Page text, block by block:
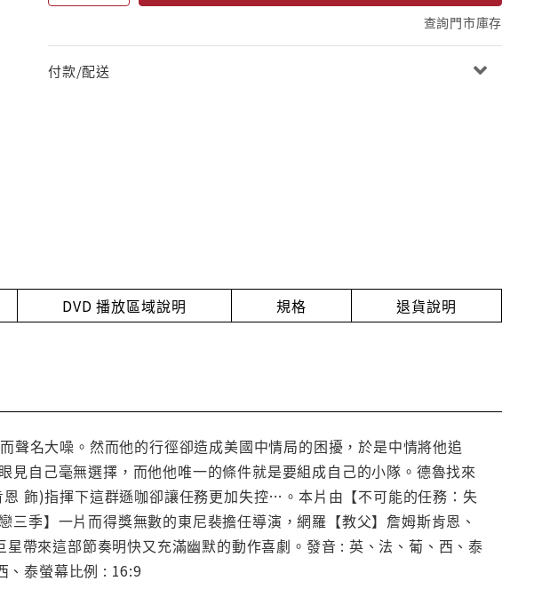
查詢門市庫存
付款/配送
DVD 播放區域說明 規格 退貨說明
名大噪。然而他的行徑卻造成美國中情局的困擾，於是中情將他追
自己毫無選擇，而他他唯一的條件就是要組成自己的小隊。德魯找來
飾)指揮下這群遜咖卻讓任務更加失控…。本片由【不可能的任務：失
季】一片而得獎無數的東尼裴擔任導演，網羅【教父】詹姆斯肯恩、
帶來這部節奏明快又充滿幽默的動作喜劇。發音 : 英、法、葡、西、泰
、泰螢幕比例 : 16:9